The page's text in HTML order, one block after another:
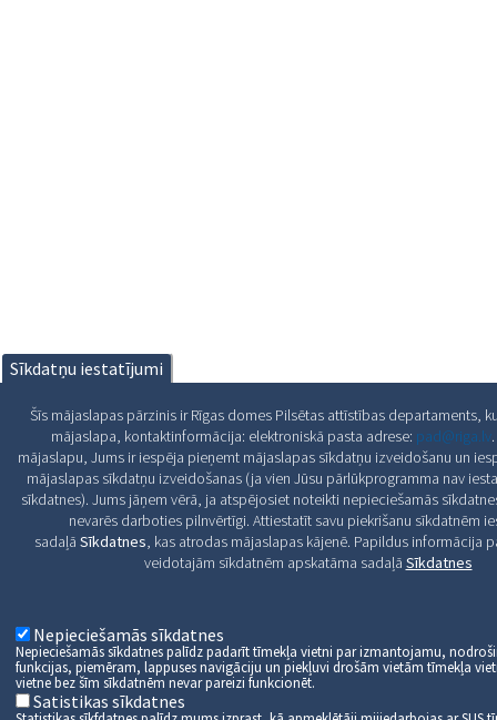
Sīkdatņu iestatījumi
Šīs mājaslapas pārzinis ir Rīgas domes Pilsētas attīstības departaments,
mājaslapa, kontaktinformācija: elektroniskā pasta adrese: pad@riga.lv
mājaslapu, Jums ir iespēja pieņemt mājaslapas sīkdatņu izveidošanu un
mājaslapas sīkdatņu izveidošanas (ja vien Jūsu pārlūkprogramma nav
sīkdatnes). Jums jāņem vērā, ja atspējosiet noteikti nepieciešamās
nevarēs darboties pilnvērtīgi. Attiestatīt savu piekrišanu sīkdatnēm
sadaļā Sīkdatnes, kas atrodas mājaslapas kājenē. Papildus informācija
veidotajām sīkdatnēm apskatāma sadaļā Sīkdatnes
Nepieciešamās sīkdatnes
Nepieciešamās sīkdatnes palīdz padarīt tīmekļa vietni par izmantojamu,
funkcijas, piemēram, lappuses navigāciju un piekļuvi drošām vietām tīmekļa
vietne bez šīm sīkdatnēm nevar pareizi funkcionēt.
Satistikas sīkdatnes